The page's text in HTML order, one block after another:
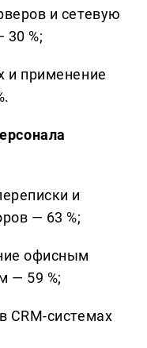
и сетевую
%;
и применение
и
— 63 %;
офисным
— 59 %;
CRM-системах